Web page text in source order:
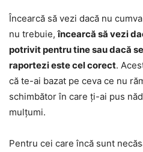
Încearcă să vezi dacă nu
nu trebuie,încearcă să vezi
potrivit pentru tine sau dacă
raportezi este cel corect.
că te-ai bazat pe ceva ce nu
schimbător în care ți-ai pus
mulțumi.
Pentru cei care încă sunt